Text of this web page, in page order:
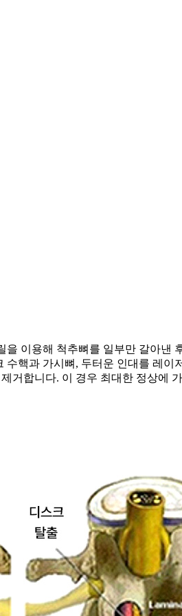
이용해 척추뼈를 일부만 갈아
핵과 가시뼈, 두터운 인대를 레
거합니다. 이 경우 최대한 정상에